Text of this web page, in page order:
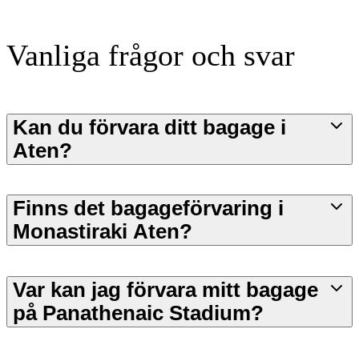
Vanliga frågor och svar
Kan du förvara ditt bagage i
Aten?
Finns det bagageförvaring i
Monastiraki Aten?
Var kan jag förvara mitt bagage
på Panathenaic Stadium?